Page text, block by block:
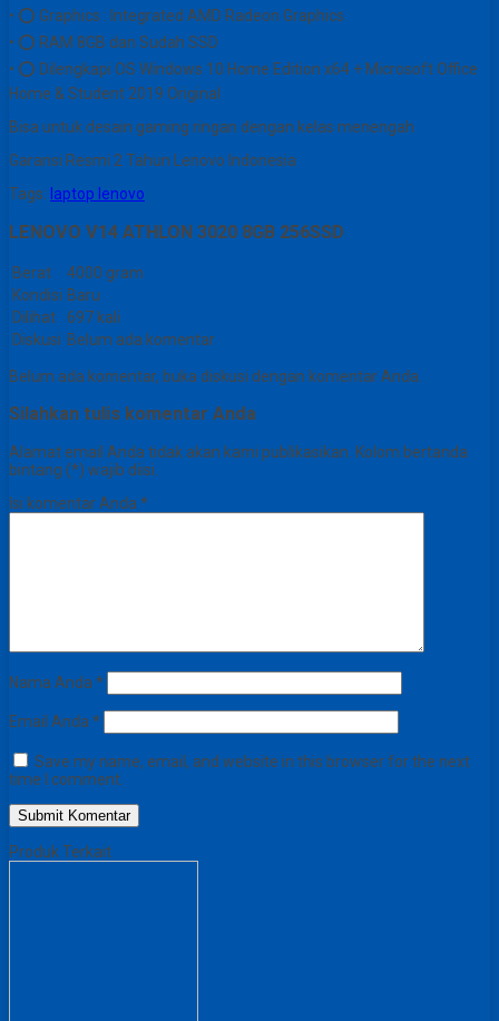
• ⭕ Graphics : Integrated AMD Radeon Graphics
• ⭕ RAM 8GB dan Sudah SSD
• ⭕ Dilengkapi OS Windows 10 Home Edition x64 + Microsoft Office
Home & Student 2019 Original
Bisa untuk desain gaming ringan dengan kelas menengah
Garansi Resmi 2 Tahun Lenovo Indonesia
Tags: laptop lenovo
LENOVO V14 ATHLON 3020 8GB 256SSD
Berat
4000 gram
Kondisi Baru
Dilihat
697 kali
Diskusi Belum ada komentar
Belum ada komentar, buka diskusi dengan komentar Anda.
Silahkan tulis komentar Anda
Alamat email Anda tidak akan kami publikasikan. Kolom bertanda
bintang (*) wajib diisi.
Isi komentar Anda *
Nama Anda *
Email Anda *
Save my name, email, and website in this browser for the next
time I comment.
Produk Terkait